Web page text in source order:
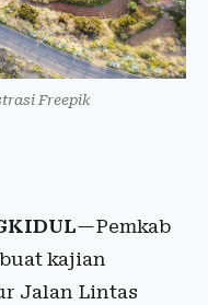
Freepik
—Pemkab
kajian
Jalan Lintas